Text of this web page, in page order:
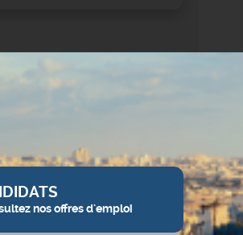
nos offres d'emploi